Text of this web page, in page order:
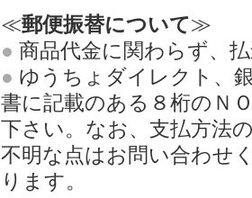
≪郵便振替について≫
● 商品代金に関わらず、
● ゆうちょダイレクト、
書に記載のある８桁のＮ
下さい。なお、支払方法
不明な点はお問い合わせ
ります。